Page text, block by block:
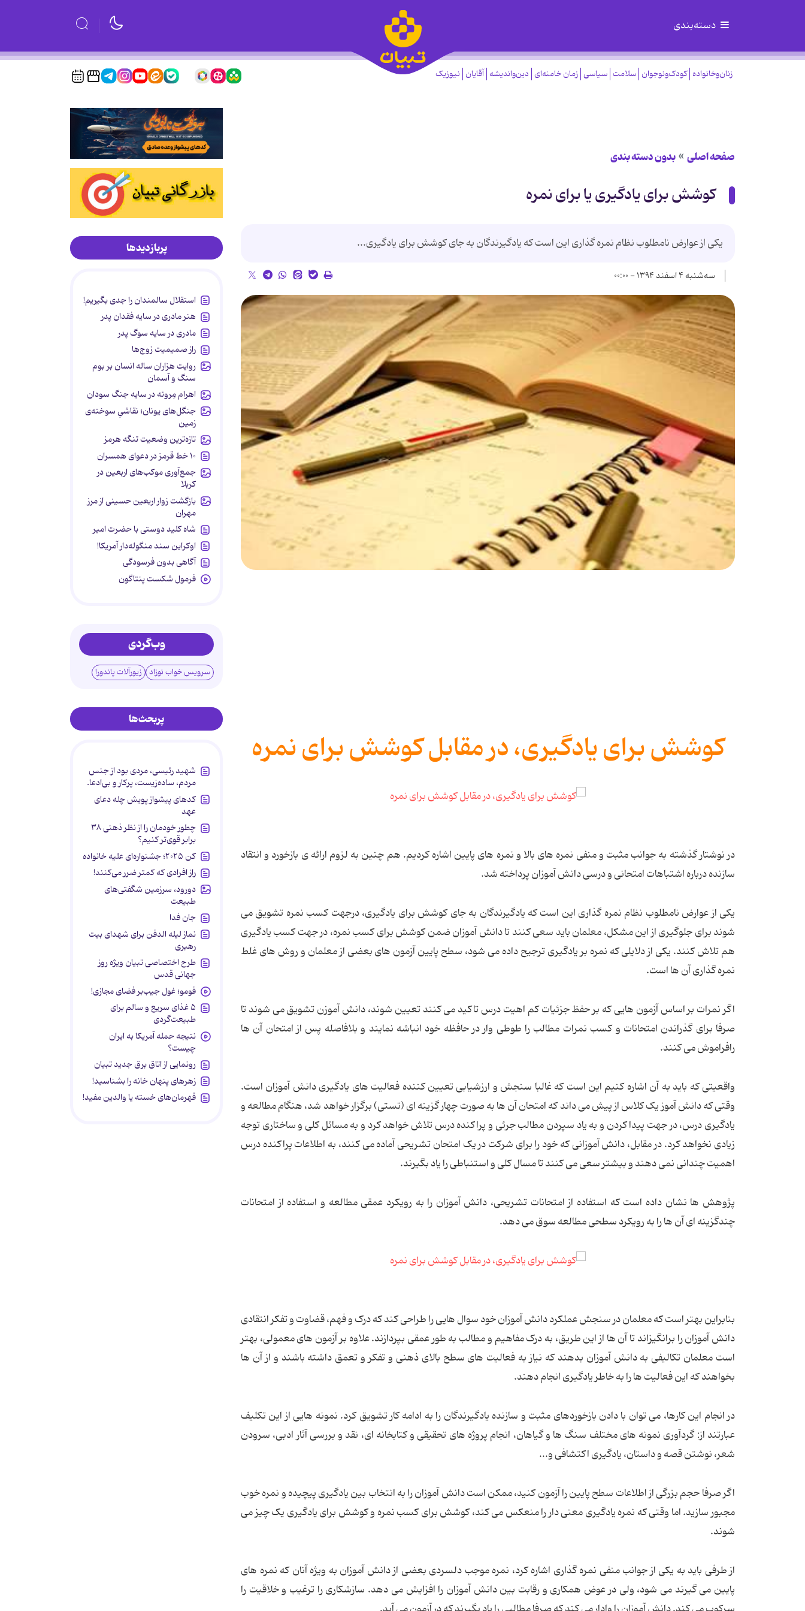
دسته‌بندی
زنان‌وخانواده کودک‌ونوجوان سلامت سیاسی زمان خامنه‌ای دین‌واندیشه آقایان نیوزیک
صفحه اصلی بدون دسته بندی
کوشش برای یادگیری یا برای نمره
یکی از عوارض نامطلوب نظام نمره گذاری این است که یادگیرندگان به جای کوشش برای یادگیری...
سه‌شنبه ۴ اسفند ۱۳۹۴ - ۰۰:۰۰
کوشش برای یادگیری، در مقابل کوشش برای نمره
در نوشتار گذشته به جوانب مثبت و منفی نمره های بالا و نمره های پایین اشاره کردیم. هم چنین به لزوم ارائه ی بازخورد و انتقاد
سازنده درباره اشتباهات امتحانی و درسی دانش آموزان پرداخته شد.
یکی از عوارض نامطلوب نظام نمره گذاری این است که یادگیرندگان به جای کوشش برای یادگیری، درجهت کسب نمره تشویق می
شوند برای جلوگیری از این مشکل، معلمان باید سعی کنند تا دانش آموزان ضمن کوشش برای کسب نمره، در جهت کسب یادگیری
هم تلاش کنند. یکی از دلایلی که نمره بر یادگیری ترجیح داده می شود، سطح پایین آزمون های بعضی از معلمان و روش های غلط
نمره گذاری آن ها است.
اگر نمرات بر اساس آزمون هایی که بر حفظ جزئیات کم اهیت درس تاکید می کنند تعیین شوند، دانش آموزن تشویق می شوند تا
صرفا برای گذراندن امتحانات و کسب نمرات مطالب را طوطی وار در حافظه خود انباشه نمایند و بلافاصله پس از امتحان آن ها
رافراموش می کنند.
واقعیتی که باید به آن اشاره کنیم این است که غالبا سنجش و ارزشیابی تعیین کننده فعالیت های یادگیری دانش آموزان است.
وقتی که دانش آموز یک کلاس از پیش می داند که امتحان آن ها به صورت چهار گزینه ای (تستی) برگزار خواهد شد، هنگام مطالعه و
یادگیری درس، در جهت پیدا کردن و به یاد سپردن مطالب جرئی و پراکنده درس تلاش خواهد کرد و به مسائل کلی و ساختاری توجه
زیادی نخواهد کرد. در مقابل، دانش آموزانی که خود را برای شرکت در یک امتحان تشریحی آماده می کنند، به اطلاعات پراکنده درس
اهمیت چندانی نمی دهند و بیشتر سعی می کنند تا مسال کلی و استنباطی را یاد بگیرند.
پژوهش ها نشان داده است که استفاده از امتحانات تشریحی، دانش آموزان را به رویکرد عمقی مطالعه و استفاده از امتحانات
چندگزینه ای آن ها را به رویکرد سطحی مطالعه سوق می دهد.
بنابراین بهتر است که معلمان در سنجش عملکرد دانش آموزان خود سوال هایی را طراحی کند که درک و فهم، قضاوت و تفکر انتقادی
دانش آموزان را برانگیزاند تا آن ها از این طریق، به درک مفاهیم و مطالب به طور عمقی بپردازند. علاوه بر آزمون های معمولی، بهتر
است معلمان تکالیفی به دانش آموزان بدهند که نیاز به فعالیت های سطح بالای ذهنی و تفکر و تعمق داشته باشند و از آن ها
بخواهند که این فعالیت ها را به خاطر یادگیری انجام دهند.
در انجام این کارها، می توان با دادن بازخوردهای مثبت و سازنده یادگیرندگان را به ادامه کار تشویق کرد. نمونه هایی از این تکلیف
عبارتند از: گردآوری نمونه های مختلف سنگ ها و گیاهان، انجام پروژه های تحقیقی و کتابخانه ای، نقد و بررسی آثار ادبی، سرودن
شعر، نوشتن قصه و داستان، یادگیری اکتشافی و...
اگر صرفا حجم بزرگی از اطلاعات سطح پایین را آزمون کنید، ممکن است دانش آموزان را به انتخاب بین یادگیری پیچیده و نمره خوب
مجبور سازید. اما وقتی که نمره یادگیری معنی دار را منعکس می کند، کوشش برای کسب نمره و کوشش برای یادگیری یک چیز می
شوند.
از طرفی باید به یکی از جوانب منفی نمره گذاری اشاره کرد، نمره موجب دلسردی بعضی از دانش آموزان به ویژه آنان که نمره های
پایین می گیرند می شود، ولی در عوض همکاری و رقابت بین دانش آموزان را افزایش می دهد. سازشکاری را ترغیب و خلاقیت را
پربازدیدها
استقلال سالمندان را جدی بگیریم!
هنر مادری در سایه‌ فقدان پدر
مادری در سایه سوگ پدر
راز صمیمیت زوج‌ها
روایت هزاران ساله انسان بر بوم
سنگ و آسمان
اهرام مِروئه در سایه جنگ سودان
جنگل‌های یونان؛ نقاشیِ سوخته‌ی
زمین
تازه‌ترین وضعیت تنگه هرمز
۱۰ خط قرمز در دعوای همسران
جمع‌آوری موکب‌های اربعین در
کربلا
بازگشت زوار اربعین حسینی از مرز
مهران
شاه کلید دوستی با حضرت امیر
اوکراین سند منگوله‌دار آمریکا!
آگاهی بدون فرسودگی
فرمول شکست پنتاگون
وب‌گردی
سرویس خواب نوزاد زیورآلات پاندورا
پربحث‌ها
شهید رئیسی، مردی بود از جنس
مردم، ساده‌زیست، پرکار و بی‌ادعا.
کدهای پیشواز پویش چله دعای
عهد
چطور خودمان را از نظر ذهنی ۳۸
برابر قوی‌تر کنیم؟
کن ۲۰۲۵؛ جشنواره‌ای علیه خانواده
راز افرادی که کمتر ضرر می‌کنند!
دورود، سرزمین شگفتی‌های
طبیعت
جان فدا
نماز لیله الدفن برای شهدای بیت
رهبری
طرح اختصاصی تبیان ویژه روز
جهانی قدس
فومو؛ غول جیب‌بر فضای مجازی!
۵ غذای سریع و سالم برای
طبیعت‌گردی
نتیجه حمله آمریکا به ایران
چیست؟
رونمایی از اتاق برق جدید تبیان
زهرهای پنهان خانه را بشناسید!
قهرمان‌های خسته یا والدین مفید!